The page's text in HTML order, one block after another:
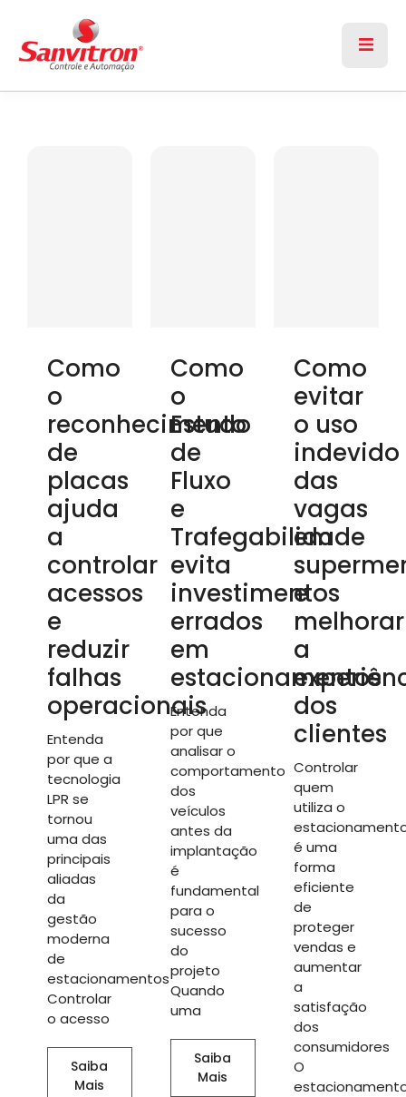
Como
o
reconhecimento
de
placas
ajuda
a
controlar
acessos
e
reduzir
falhas
operacionais
Entenda
por que a
tecnologia
LPR se
tornou
uma das
principais
aliadas
da
gestão
moderna
de
estacionamentos
Controlar
o acesso
Saiba
Mais
Como
o
Estudo
de
Fluxo
e
Trafegabilidade
evita
investimentos
errados
em
estacionamentos
Entenda
por que
analisar o
comportamento
dos
veículos
antes da
implantação
é
fundamental
para o
sucesso
do
projeto
Quando
uma
Saiba
Mais
Como
evitar
o uso
indevido
das
vagas
em
e
melhorar
a
dos
clientes
Controlar
quem
utiliza o
é uma
forma
eficiente
de
proteger
vendas e
aumentar
a
satisfação
dos
consumidores
O